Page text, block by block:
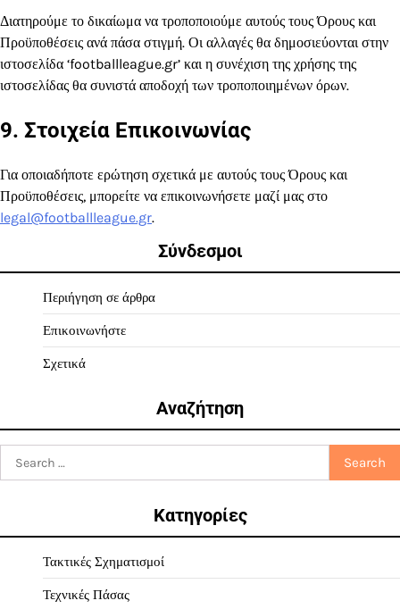
Διατηρούμε το δικαίωμα να τροποποιούμε αυτούς τους Όρους και
Προϋποθέσεις ανά πάσα στιγμή. Οι αλλαγές θα δημοσιεύονται στην
ιστοσελίδα ‘footballleague.gr’ και η συνέχιση της χρήσης της
ιστοσελίδας θα συνιστά αποδοχή των τροποποιημένων όρων.
9. Στοιχεία Επικοινωνίας
Για οποιαδήποτε ερώτηση σχετικά με αυτούς τους Όρους και
Προϋποθέσεις, μπορείτε να επικοινωνήσετε μαζί μας στο
legal@footballleague.gr.
Σύνδεσμοι
Περιήγηση σε άρθρα
Επικοινωνήστε
Σχετικά
Αναζήτηση
for:
Κατηγορίες
Τακτικές Σχηματισμοί
Τεχνικές Πάσας